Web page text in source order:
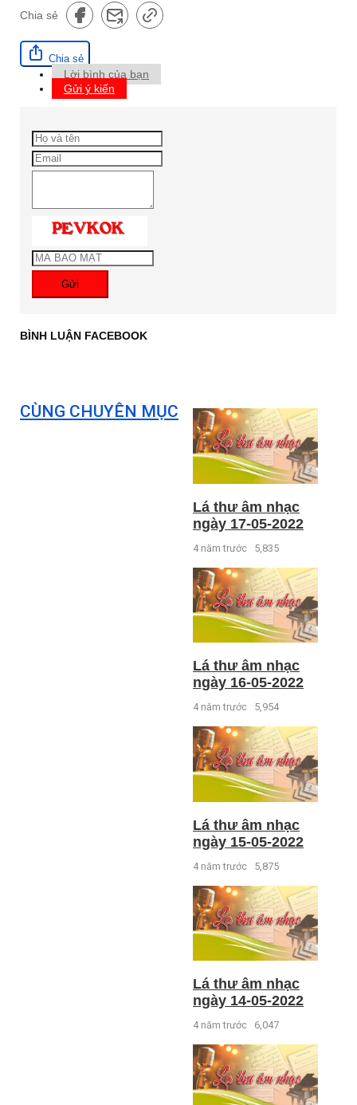
Chia sẻ
Chia sẻ
Lời bình của bạn
Gửi ý kiến
Gửi
BÌNH LUẬN FACEBOOK
CÙNG CHUYÊN MỤC
Lá thư âm nhạc
ngày 17-05-2022
4 năm trước 5,835
Lá thư âm nhạc
ngày 16-05-2022
4 năm trước 5,954
Lá thư âm nhạc
ngày 15-05-2022
4 năm trước 5,875
Lá thư âm nhạc
ngày 14-05-2022
4 năm trước 6,047